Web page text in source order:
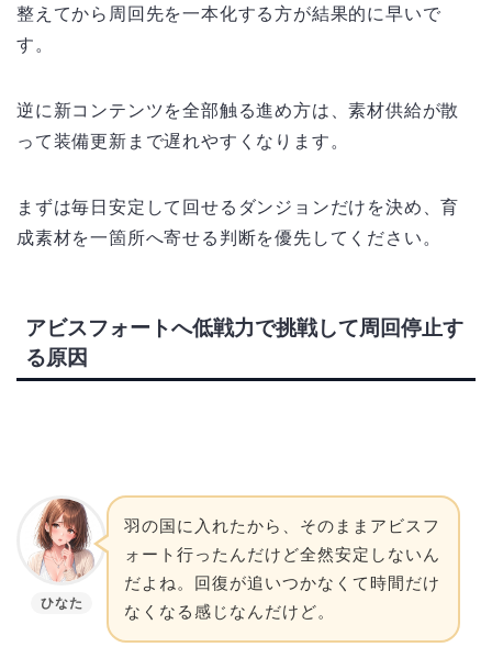
整えてから周回先を一本化する方が結果的に早いで
す。
逆に新コンテンツを全部触る進め方は、素材供給が散
って装備更新まで遅れやすくなります。
まずは毎日安定して回せるダンジョンだけを決め、育
成素材を一箇所へ寄せる判断を優先してください。
アビスフォートへ低戦力で挑戦して周回停止す
る原因
ひなた
羽の国に入れたから、そのままアビスフ
ォート行ったんだけど全然安定しないん
だよね。回復が追いつかなくて時間だけ
なくなる感じなんだけど。